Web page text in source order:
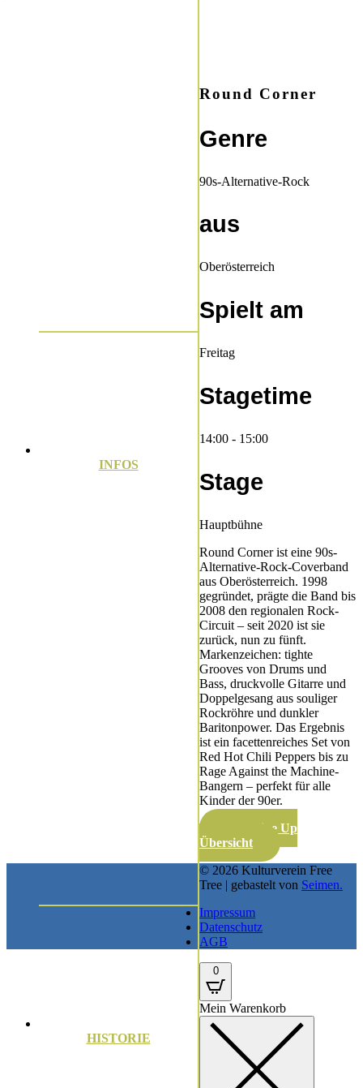
INFOS
HISTORIE
Round Corner
Genre
90s-Alternative-Rock
aus
Oberösterreich
Spielt am
Freitag
Stagetime
14:00 - 15:00
Stage
Hauptbühne
Round Corner ist eine 90s-
Alternative-Rock-Coverband
aus Oberösterreich. 1998
gegründet, prägte die Band bis
2008 den regionalen Rock-
Circuit – seit 2020 ist sie
zurück, nun zu fünft.
Markenzeichen: tighte
Grooves von Drums und
Bass, druckvolle Gitarre und
Doppelgesang aus souliger
Rockröhre und dunkler
Baritonpower. Das Ergebnis
ist ein facettenreiches Set von
Red Hot Chili Peppers bis zu
Rage Against the Machine-
Bangern – perfekt für alle
Kinder der 90er.
Zur Line Up
Übersicht
© 2026 Kulturverein Free
Tree | gebastelt von Seimen.
Impressum
Datenschutz
AGB
0
Mein Warenkorb